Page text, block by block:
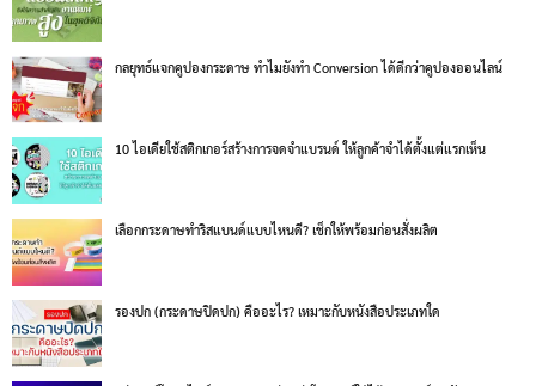
กลยุทธ์แจกคูปองกระดาษ ทำไมยังทำ Conversion ได้ดีกว่าคูปองออนไลน์
10 ไอเดียใช้สติกเกอร์สร้างการจดจำแบรนด์ ให้ลูกค้าจำได้ตั้งแต่แรกเห็น
เลือกกระดาษทำริสแบนด์แบบไหนดี? เช็กให้พร้อมก่อนสั่งผลิต
รองปก (กระดาษปิดปก) คืออะไร? เหมาะกับหนังสือประเภทใด